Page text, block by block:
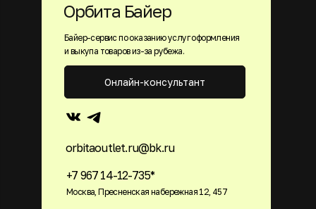
Байер-сервис по оказанию услуг оформления
и выкупа товаров из-за рубежа.
+7 967 14-12-735*
Москва, Пресненская набережная 12, 457
orbitaoutlet.ru@bk.ru
Онлайн-консультант
Орбита Байер